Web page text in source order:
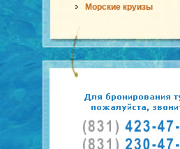
Морские круизы